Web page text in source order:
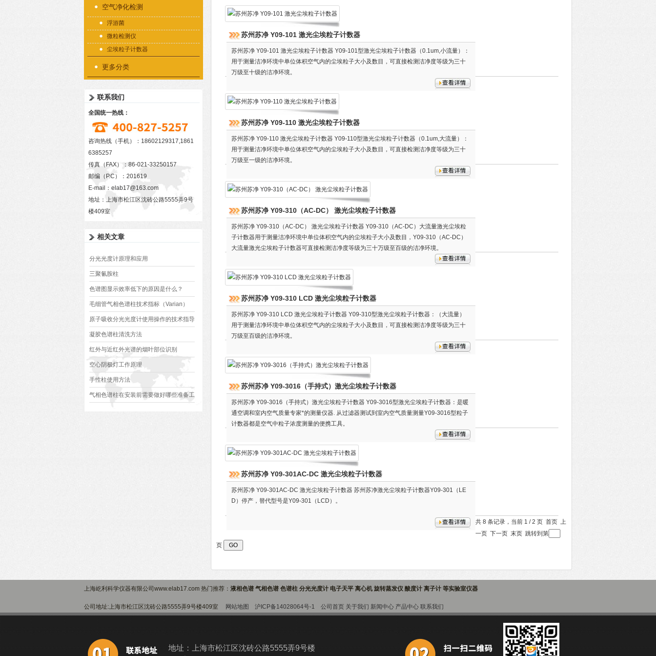
空气净化检测
浮游菌
微粒检测仪
尘埃粒子计数器
更多分类
联系我们
全国统一热线：
咨询热线（手机）：18602129317,1861
6385257
传真（FAX）：86-021-33250157
邮编（P.C）：201619
E-mail： elab17@163.com
地址：上海市松江区沈砖公路5555弄9号
楼409室
相关文章
分光光度计原理和应用
三聚氰胺柱
色谱图显示效率低下的原因是什么？
毛细管气相色谱柱技术指标（Varian）
原子吸收分光光度计使用操作的技术指导
凝胶色谱柱清洗方法
红外与近红外光谱的烟叶部位识别
空心阴极灯工作原理
手性柱使用方法
气相色谱柱在安装前需要做好哪些准备工
苏州苏净 Y09-101 激光尘埃粒子计数器
苏州苏净 Y09-101 激光尘埃粒子计数器 Y09-101型激光尘埃粒子计数器（0.1um,小流量）：
用于测量洁净环境中单位体积空气内的尘埃粒子大小及数目，可直接检测洁净度等级为三十
万级至十级的洁净环境。
苏州苏净 Y09-110 激光尘埃粒子计数器
苏州苏净 Y09-110 激光尘埃粒子计数器 Y09-110型激光尘埃粒子计数器（0.1um,大流量）：
用于测量洁净环境中单位体积空气内的尘埃粒子大小及数目，可直接检测洁净度等级为三十
万级至一级的洁净环境。
苏州苏净 Y09-310（AC-DC） 激光尘埃粒子计数器
苏州苏净 Y09-310（AC-DC） 激光尘埃粒子计数器 Y09-310（AC-DC）大流量激光尘埃粒
子计数器用于测量洁净环境中单位体积空气内的尘埃粒子大小及数目，Y09-310（AC-DC）
大流量激光尘埃粒子计数器可直接检测洁净度等级为三十万级至百级的洁净环境。
苏州苏净 Y09-310 LCD 激光尘埃粒子计数器
苏州苏净 Y09-310 LCD 激光尘埃粒子计数器 Y09-310型激光尘埃粒子计数器：（大流量）
用于测量洁净环境中单位体积空气内的尘埃粒子大小及数目，可直接检测洁净度等级为三十
万级至百级的洁净环境。
苏州苏净 Y09-3016（手持式）激光尘埃粒子计数器
苏州苏净 Y09-3016（手持式）激光尘埃粒子计数器 Y09-3016型激光尘埃粒子计数器：是暖
通空调和室内空气质量专家*的测量仪器. 从过滤器测试到室内空气质量测量Y09-3016型粒子
计数器都是空气中粒子浓度测量的便携工具。
苏州苏净 Y09-301AC-DC 激光尘埃粒子计数器
苏州苏净 Y09-301AC-DC 激光尘埃粒子计数器 苏州苏净激光尘埃粒子计数器Y09-301（LE
D）停产，替代型号是Y09-301（LCD）。
共 8 条记录，当前 1 / 2 页 首页 上
一页 下一页 末页跳转到第
页
上海屹利科学仪器有限公司www.elab17.com 热门推荐： 液相色谱 气相色谱 色谱柱 分光光度计 电子天平 离心机 旋转蒸发仪 酸度计 离子计 等实验室仪器
公司地址:上海市松江区沈砖公路5555弄9号楼409室 网站地图 沪ICP备14028064号-1 公司首页 关于我们 新闻中心 产品中心 联系我们
地址：上海市松江区沈砖公路5555弄9号楼